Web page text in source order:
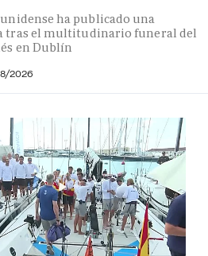
ha publicado una
tras el multitudinario funeral del
en Dublín
2026